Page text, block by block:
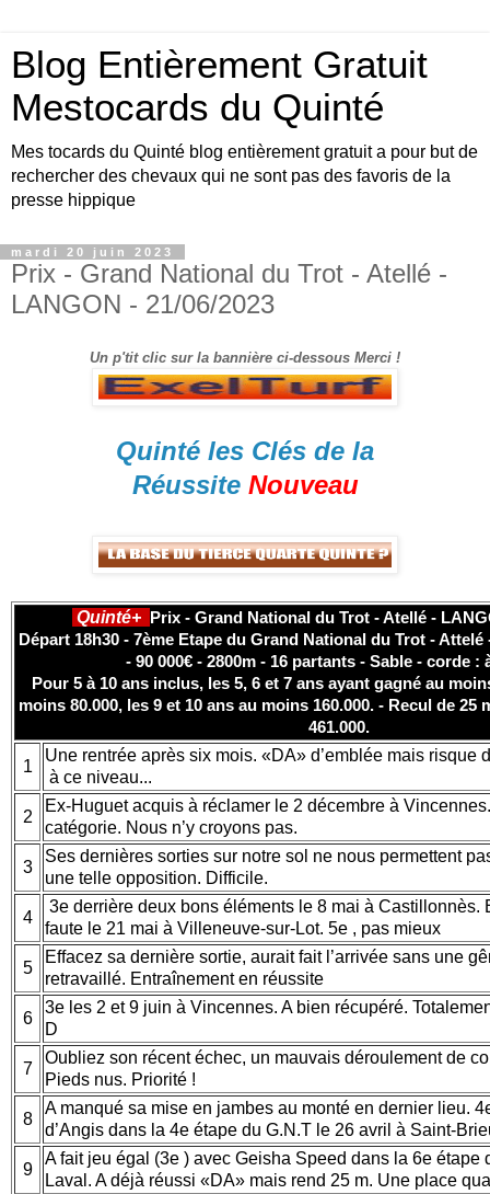
Blog Entièrement Gratuit
Mestocards du Quinté
Mes tocards du Quinté blog entièrement gratuit a pour but de
rechercher des chevaux qui ne sont pas des favoris de la
presse hippique
mardi 20 juin 2023
Prix - Grand National du Trot - Atellé -
LANGON - 21/06/2023
Un p'tit clic sur la bannière ci-dessous Merci !
Quinté les Clés de la
Réussite Nouveau
Quinté+ Prix - Grand National du Trot - Atellé -
Départ 18h30 - 7ème Etape du Grand National du Trot -
- 90 000€ - 2800m - 16 partants - Sable - corde :
Pour 5 à 10 ans inclus, les 5, 6 et 7 ans ayant gagné au
moins 80.000, les 9 et 10 ans au moins 160.000. - Recul de 25
461.000.
1
Une rentrée après six mois. «DA» d’emblée mais risque
à ce niveau...
2
Ex-Huguet acquis à réclamer le 2 décembre à
catégorie. Nous n’y croyons pas.
3
Ses dernières sorties sur notre sol ne nous permettent
une telle opposition. Difficile.
4
3e derrière deux bons éléments le 8 mai à Castillonnès.
faute le 21 mai à Villeneuve-sur-Lot. 5e , pas mieux
5
Effacez sa dernière sortie, aurait fait l’arrivée sans une
retravaillé. Entraînement en réussite
6
3e les 2 et 9 juin à Vincennes. A bien récupéré.
D
7
Oubliez son récent échec, un mauvais déroulement de
Pieds nus. Priorité !
8
A manqué sa mise en jambes au monté en dernier lieu.
d’Angis dans la 4e étape du G.N.T le 26 avril à Saint-
9
A fait jeu égal (3e ) avec Geisha Speed dans la 6e étape
Laval. A déjà réussi «DA» mais rend 25 m. Une place